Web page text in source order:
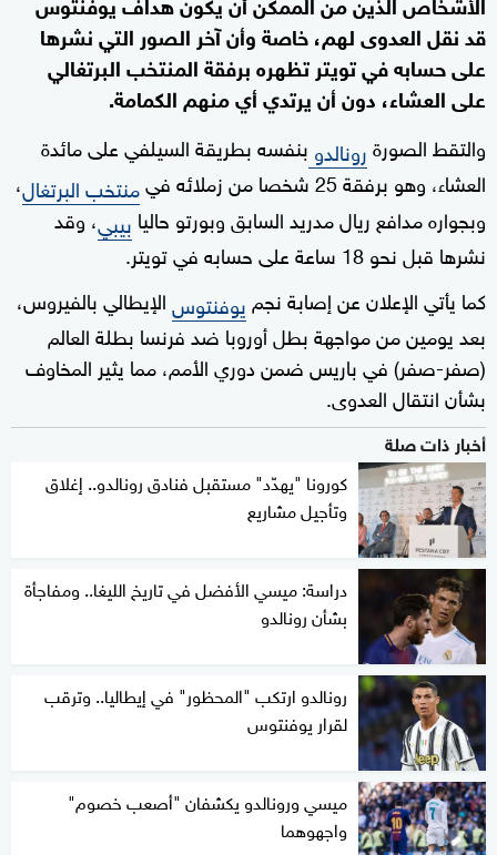
قد نقل العدوى لهم، خاصة وأن آخر الصور التي نشرها
على حسابه في تويتر تظهره برفقة المنتخب البرتغالي
على العشاء، دون أن يرتدي أي منهم الكمامة.
والتقط الصورةرونالدو بنفسه بطريقة السيلفي على مائدة
العشاء، وهو برفقة 25 شخصا من زملائه في
منتخب البرتغال،
وبجواره مدافع ريال مدريد السابق وبورتو حاليا بيبي، وقد
نشرها قبل نحو 18 ساعة على حسابه في تويتر.
كما يأتي الإعلان عن إصابة نجم يوفنتوسالإيطالي بالفيروس،
بعد يومين من مواجهة بطل أوروبا ضد فرنسا بطلة العالم
(صفر-صفر) في باريس ضمن دوري الأمم، مما يثير المخاوف
بشأن انتقال العدوى.
أخبار ذات صلة
كورونا "يهدّد" مستقبل فنادق رونالدو.. إغلاق
وتأجيل مشاريع
دراسة: ميسي الأفضل في تاريخ الليغا.. ومفاجأة
بشأن رونالدو
رونالدو ارتكب "المحظور" في إيطاليا.. وترقب
لقرار يوفنتوس
ميسي ورونالدو يكشفان "أصعب خصوم"
واجهوهما